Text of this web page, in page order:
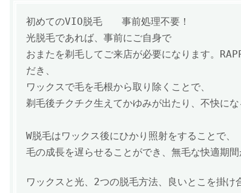
初めてのVIO脱毛 事前処理不要！
光脱毛であれば、事前にご自身で
おまたを剃毛してご来店が必要になります。
だき、
ワックスで毛を毛根から取り除くことで、
剃毛後チクチク生えてかゆみが出たり、不快にな
W脱毛はワックス後にひかり照射をすることで、
毛の成長を遅らせることができ、 無毛な快適期間
ワックスと光、2つの脱毛方法、良いとこを掛け